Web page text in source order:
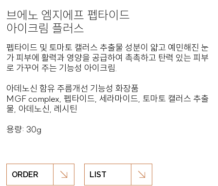
브에노 엠지에프 펩타이드
아이크림 플러스
펩타이드 및 토마토 캘러스 추출물 성분이 얇고 예민해진 눈
가 피부에 활력과 영양을 공급하여 촉촉하고 탄력 있는 피부
로 가꾸어 주는 기능성 아이크림.
아데노신 함유 주름개선 기능성 화장품
MGF complex, 펩타이드, 세라마이드, 토마토 캘러스 추출
물, 아데노신, 레시틴
용량: 30g
ORDER LIST